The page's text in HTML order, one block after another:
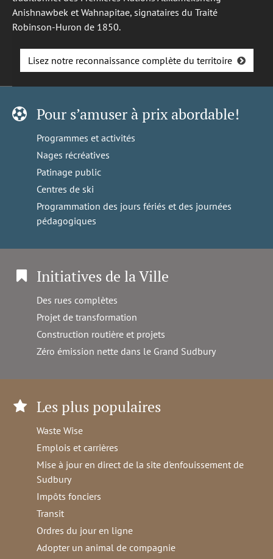
Anishnawbek et Wahnapitae, signataires du Traité
Robinson-Huron de 1850.
Lisez notre reconnaissance complète du territoire
Pour s’amuser à prix abordable!
Programmes et activités
Nages récréatives
Patinage public
Centres de ski
Programmation des jours fériés et des journées
pédagogiques
Initiatives de la Ville
Des rues complètes
Projet de transformation
Construction routière et projets
Zéro émission nette dans le Grand Sudbury
Les plus populaires
Waste Wise
Emplois et carrières
Mise à jour en direct de la site d'enfouissement de
Sudbury
Impôts fonciers
Transit
Ordres du jour en ligne
Adopter un animal de compagnie